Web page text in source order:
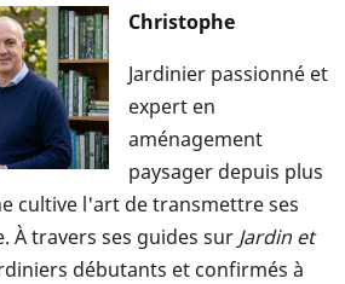
Christophe
Jardinier passionné et
expert en
aménagement
paysager depuis plus
cultive l'art de transmettre ses
À travers ses guides sur Jardin et
débutants et confirmés à